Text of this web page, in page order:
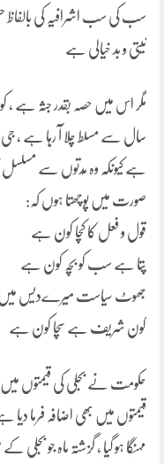
سب کی سب اشرافیہ کی بالفاظ حسن
نیتی و بد خیالی ہے
سال سے مسلط چلا آ رہا ہے ، جی
ہے کیونکہ وہ مُدتوں سے
صورت میں پوچھتا ہوں کہ:
قول و فعل کا کچا کون ہے
پتا ہے سب کو بچہ کون ہے
جھوٹ سیاست میرےدیس میں
کون شریف ہے سچا کون ہے
حکومت نے بجلی کی قیمتوں
مہنگا ہو گیا ، گزشتہ ماہ جو